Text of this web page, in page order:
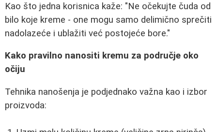
Kao što jedna korisnica kaže: "Ne očekujte čuda od
bilo koje kreme - one mogu samo delimično sprečiti
nadolazeće i ublažiti već postojeće bore."
Kako pravilno nanositi kremu za područje oko
očiju
Tehnika nanošenja je podjednako važna kao i izbor
proizvoda: